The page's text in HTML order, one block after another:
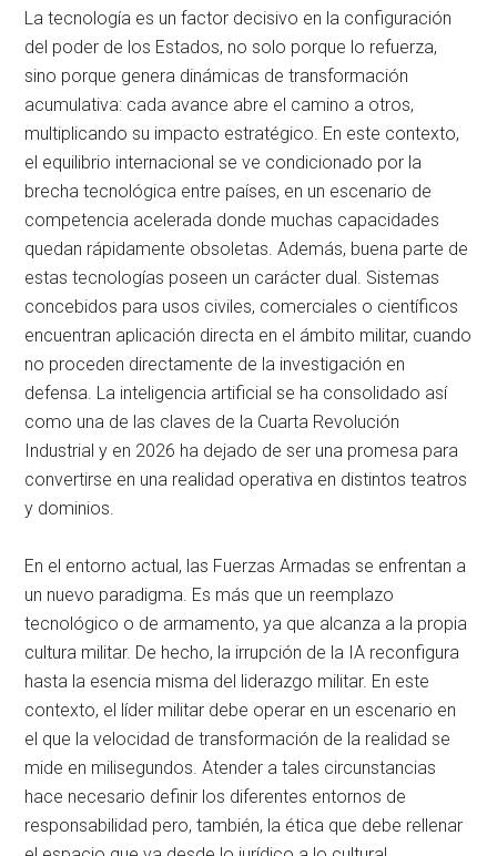
La tecnología es un factor decisivo en la configuración
del poder de los Estados, no solo porque lo refuerza,
sino porque genera dinámicas de transformación
acumulativa: cada avance abre el camino a otros,
multiplicando su impacto estratégico . En este contexto,
el equilibrio internacional se ve condicionado por la
brecha tecnológica entre países, en un escenario de
competencia acelerada donde muchas capacidades
quedan rápidamente obsoletas . Además, buena parte de
estas tecnologías poseen un carácter dual. Sistemas
concebidos para usos civiles, comerciales o científicos
encuentran aplicación directa en el ámbito militar, cuando
no proceden directamente de la investigación en
defensa . La inteligencia artificial se ha consolidado así
como una de las claves de la Cuarta Revolución
Industrial y en 2026 ha dejado de ser una promesa para
convertirse en una realidad operativa en distintos teatros
y dominios
En el entorno actual, las Fuerzas Armadas se enfrentan a
un nuevo paradigma . Es más que un reemplazo
tecnológico o de armamento, ya que alcanza a la propia
cultura militar. De hecho, la irrupción de la IA reconfigura
hasta la esencia misma del liderazgo militar. En este
contexto, el líder militar debe operar en un escenario en
el que la velocidad de transformación de la realidad se
mide en milisegundos . Atender a tales circunstancias
hace necesario definir los diferentes entornos de
responsabilidad pero, también, la ética que debe rellenar